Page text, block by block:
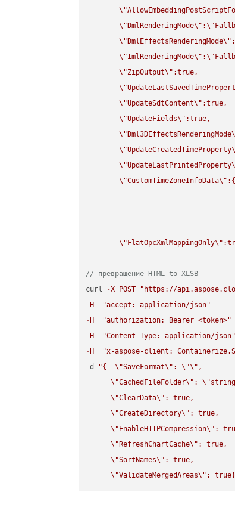
\"
\" DmlRenderingMode\" :\"
\" DmlEffectsRenderingMode\"
\"ImlRenderingMode\" :\"
\"ZipOutput\" :true,
\"
\"UpdateSdtContent\" :true,
\"UpdateFields\" :true,
\" Dml3DEffectsRenderingMode
\"UpdateCreatedTimeProperty
\"UpdateLastPrintedProperty
\"CustomTimeZoneInfoData\"
\" FlatOpcXmlMappingOnly\"
// превращение HTML to XLSB
curl
-X POST
"https://
- H
"accept: application/json"
- H
"authorization: Bearer <token>"
- H
"Content-Type: application/json"
- H
"x-aspose-client:
-d "{ \"SaveFormat\" : \"\" ,
\"CachedFileFolder\" : \"
\"ClearData\" : true,
\"CreateDirectory\" : true,
\" EnableHTTPCompression\" :
\" RefreshChartCache\" : true,
\"SortNames\" : true,
\"ValidateMergedAreas\" :